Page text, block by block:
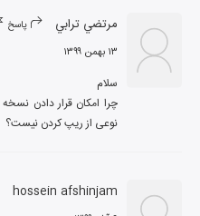
مرتضي ترابي پاسخ
۱۳ بهمن ۱۳۹۹
نوعی از ریپ کردن نیست؟
hossein afshinjam